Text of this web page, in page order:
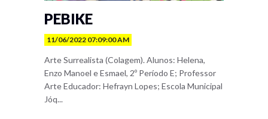
PEBIKE
11/06/2022 07:09:00 AM
Arte Surrealista (Colagem). Alunos: Helena,
Enzo Manoel e Esmael, 2º Período E; Professor
Arte Educador: Hefrayn Lopes; Escola Municipal
Jóq...